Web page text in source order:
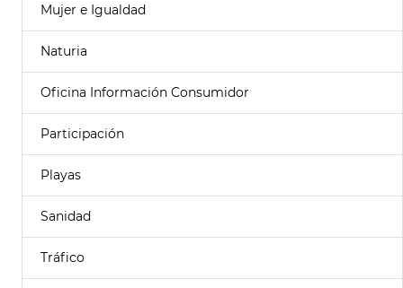
Mujer e Igualdad
Naturia
Oficina Información Consumidor
Participación
Playas
Sanidad
Tráfico